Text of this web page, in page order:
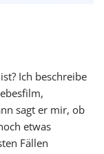
Ich beschreibe
sagt er mir, ob
etwas
Fällen